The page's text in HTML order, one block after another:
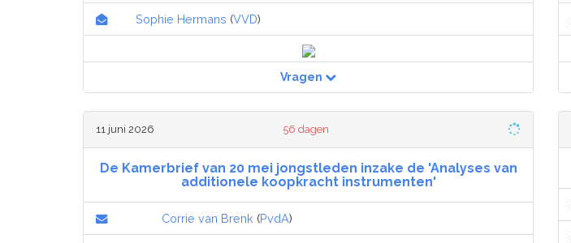
Sophie Hermans (VVD)
Vragen
11 juni 2026 56 dagen
De Kamerbrief van 20 mei jongstleden inzake de 'Analyses van
additionele koopkracht instrumenten'
Corrie van Brenk (PvdA)